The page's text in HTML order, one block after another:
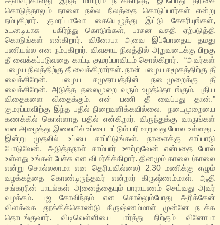
கொடுத்தாலும் நாளை நல்ல நிலத்தை கொடுப்பார்கள் என்று
நம்புகிறார். குமரப்பாவோ கையெழுத்து இட்டு சேகரியுங்கள்,
உடனடியாக பகிர்ந்து கொடுங்கள், பாசன வசதி ஏற்படுத்தி
கொடுங்கள் என்கிறார். வினோபா அவை இப்போதைய தமது
பணியல்ல என நம்புகிறார். விவசாய நிலத்தில் அறுவடைக்கு பிறகு
தீ வைக்கப்படுவதை காட்டி குமரப்பாவிடம் சொல்கிறார். “அவர்கள்
பழைய நிலத்திற்கு தீ வைக்கிறார்கள். நான் பழைய சமூகத்திற்கு தீ
வைக்கிறேன். பழைய சமுதாயத்தின் நடைமுறைக்கு தீ
வைக்கிறேன். அடுத்த தலைமுறை வரும் உழத்தொடங்கும். புதிய
விதைகளை விதைக்கும். என் பணி தீ வைப்பது தான்.”
குமரப்பாவிற்கு இந்த பதில் நிறைவளிக்கவில்லை. நடைமுறையை
கணக்கில் கொள்ளாத பதில் என்கிறார். விருந்துக்கு வாருங்கள்
என அழைத்து இலையில் உப்பை மட்டும் பரிமாறுவது போல உள்ளது .
இன்று முதலில் உப்பை சாப்பிடுங்கள், நாளைக்கு சாப்பாடு
போடுவேன், அடுத்தநாள் சாம்பார் ஊற்றுவேன் என்பதை போல்
உள்ளது உங்கள் பேச்சு என விமர்சிக்கிறார். தினமும் காலை (காலை
என்று சொல்லலாமா என தெரியவில்லை) 2.30 மணிக்கு எழும்
வழக்கத்தை கொண்டிருந்தவர் என்றார் கிருஷ்ணம்மாள். ஆதி
சங்கரரின் பாடல்கள் அனைத்தையும் பாராயணம் செய்வது அவர்
வழக்கம். பஜ கோவிந்தம் என சொல்லும்போது அரிக்கேன்
விளக்கை தூக்கிக்கொண்டு கிருஷ்ணம்மாள் முன்னே நடக்க
தொடங்குவார். விடிவெள்ளியை பார்த்து நிற்கும் வினோபா